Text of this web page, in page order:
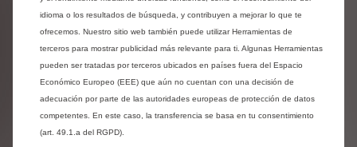
cuadriciclos eléctricos y los vehículos comerciales.
Para Citroën, elegir una alternativa de movilidad
electrificada no tiene por qué implicar menos confort,
tecnología, habitabilidad o placer de conducir. La filosofía de
equipamientos con el añadido de los “cinco ceros”: cero
emisiones, cero ruidos, cero vibraciones, cero compromisos
y cero estrés. Con el Plan Moves III la marca acerca aún más
idioma o los resultados de búsqueda, y contribuyen a mejorar lo que te
ofrecemos. Nuestro sitio web también puede utilizar Herramientas de
terceros para mostrar publicidad más relevante para ti. Algunas Herramientas
pueden ser tratadas por terceros ubicados en países fuera del Espacio
Económico Europeo (EEE) que aún no cuentan con una decisión de
adecuación por parte de las autoridades europeas de protección de datos
competentes. En este caso, la transferencia se basa en tu consentimiento
(art. 49.1.a del RGPD).